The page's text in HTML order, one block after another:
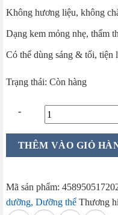
149.000
Không hương liệu, không
Dạng kem mỏng nhẹ, thẩm
Có thể dùng sáng & tối, tiện
Trạng thái: Còn hàng
Kem
Kumargic
Dx
THÊM VÀO GIỎ
Mã sản phẩm:
dưỡng, Dưỡng thể Thương